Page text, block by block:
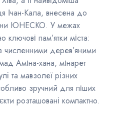
Ічан-Кала, внесена до
ЮНЕСКО. У межах
пам’ятки міста:
численними дерев’яними
Аміна-хана, мінарет
та мавзолеї різних
зручний для піших
розташовані компактно.